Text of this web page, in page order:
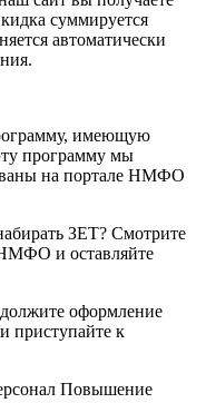
суммируется
автоматически
имеющую
программу мы
на портале НМФО
ЗЕТ? Смотрите
и оставляйте
оформление
приступайте к
Повышение